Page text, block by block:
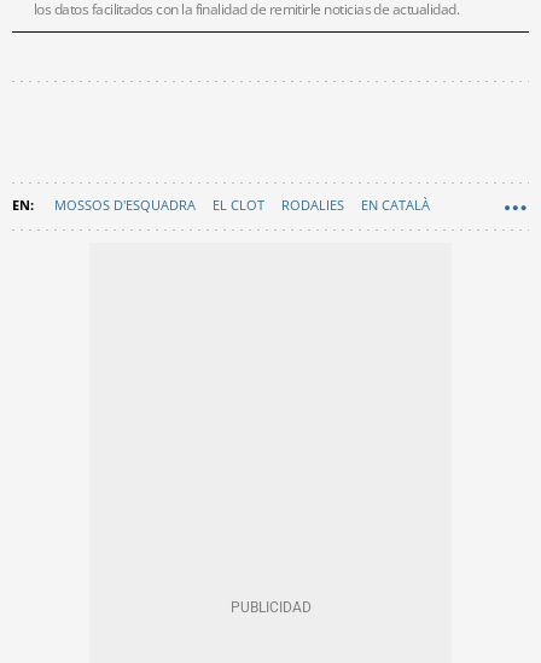
los datos facilitados con la finalidad de remitirle noticias de actualidad.
MOSSOS D'ESQUADRA EL CLOT RODALIES EN CATALÀ